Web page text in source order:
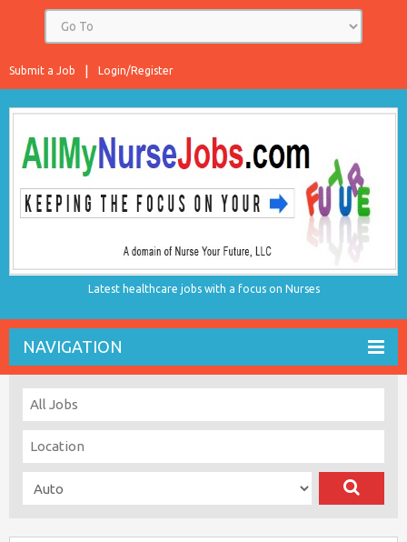
Login/Register
Submit a Job
Latest healthcare jobs with a focus on Nurses
NAVIGATION